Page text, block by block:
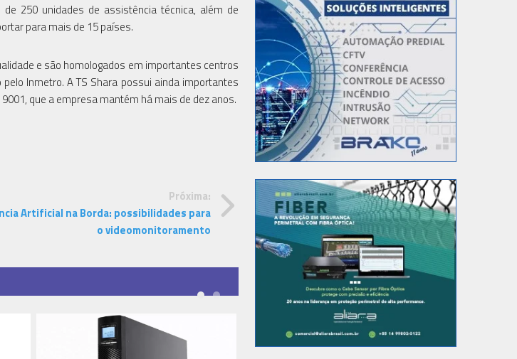
250 unidades de assistência técnica, além de
para mais de 15 países.
e são homologados em importantes centros
Inmetro. A TS Shara possui ainda importantes
que a empresa mantém há mais de dez anos.
Próxima:
Artificial na Borda: possibilidades para
o videomonitoramento